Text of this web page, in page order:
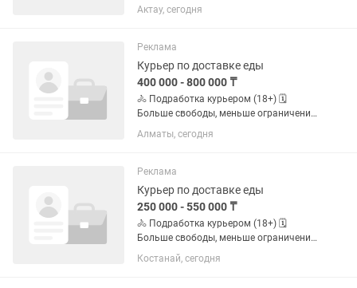
по графику. ✅ Свободный график ✅
Можно без опыта ✅ Пешком, на
автомобиле ✅ Подходит студентам и
тем, кто...
Актау, сегодня
Реклама
Курьер по доставке еды
400 000 - 800 000 ₸
🚴 Подработка курьером (18+) 🗓️
Больше свободы, меньше ограничений
по графику. ✅ Свободный график ✅
Можно без опыта ✅ Пешком, на
автомобиле ✅ Подходит студентам и
тем, кто...
Алматы, сегодня
Реклама
Курьер по доставке еды
250 000 - 550 000 ₸
🚴 Подработка курьером (18+) 🗓️
Больше свободы, меньше ограничений
по графику. ✅ Свободный график ✅
Можно без опыта ✅ Пешком, на
Костанай, сегодня